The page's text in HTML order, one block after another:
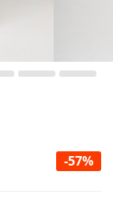
-57%